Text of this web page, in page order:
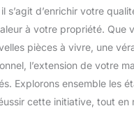
s’agit d’enrichir votre
à votre propriété. Que
pièces à vivre, une
l’extension de votre
Explorons ensemble les
cette initiative, tout en